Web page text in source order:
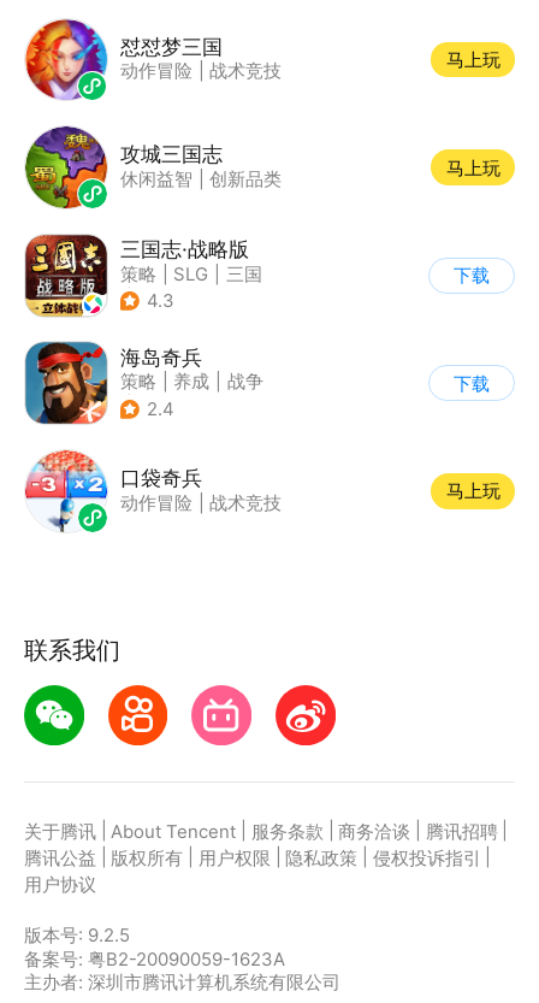
怼怼梦三国
动作冒险 战术竞技
马上玩
攻城三国志
休闲益智 创新品类
马上玩
三国志·战略版
策略 SLG
三国
| 三国志
4.3
下载
海岛奇兵
策略 养成
战争
| Q版
2.4
下载
口袋奇兵
动作冒险 战术竞技
马上玩
联系我们
关于腾讯 About Tencent 服务条款 商务洽谈 腾讯招聘
腾讯公益
版权所有 用户权限 隐私政策 侵权投诉指引
用户协议
版本号: 9.2.5
备案号: 粤B2-20090059-1623A
主办者: 深圳市腾讯计算机系统有限公司